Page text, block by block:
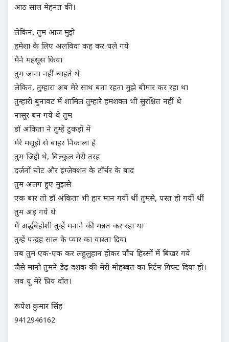
आठ साल मेहनत की।
लेकिन, तुम आज मुझे
हमेशा के लिए अलविदा कह कर चले गये
मैंने महसूस किया
तुम जाना नहीं चाहते थे
लेकिन, तुम्हारा अब मेरे साथ बना रहना मुझे बीमार कर रहा था
तुम्हारी बुनावट में शामिल तुम्हारे हमशक्ल भी सुरक्षित नहीं थे
नासूर बन गये थे तुम
डाॅ अंकिता ने तुम्हें टुकड़ों में
मेरे मसूड़ों से बाहर निकाला है
तुम जिद्दी थे, बिल्कुल मेरी तरह
दर्जनों चोट और इंग्जेक्शन के टाॅर्चर के बाद
तुम अलग हुए मुझसे
एक बार तो डाॅ अंकिता भी हार मान गयीं थीं तुमसे, पस्त हो गयीं थीं
तुम अड़ गये थे
मैं अर्द्धबेहोशी तुम्हें मनाने की मन्नत कर रहा था
तुम्हें पन्द्रह साल के प्यार का वास्ता दिया
तब तुम एक-एक कर लहुलुहान होकर पाँच हिस्सों में बिखर गये
जैसे मानो तुमने डेढ़ दशक की मेरी मोहब्बत का रिर्टन गिफ्ट दिया हो।
लव यू मेरे प्रिय दाँत।
रूपेश कुमार सिंह
9412946162